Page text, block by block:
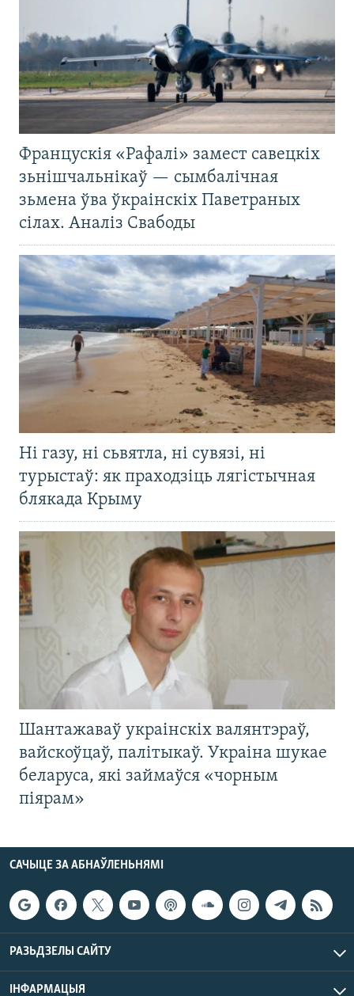
Францускія «Рафалі» замест савецкіх
зьнішчальнікаў — сымбалічная
зьмена ўва ўкраінскіх Паветраных
сілах. Аналіз Свабоды
Ні газу, ні сьвятла, ні сувязі, ні
турыстаў: як праходзіць лягістычная
блякада Крыму
Шантажаваў украінскіх валянтэраў,
вайскоўцаў, палітыкаў. Украіна шукае
беларуса, які займаўся «чорным
піярам»
САЧЫЦЕ ЗА АБНАЎЛЕНЬНЯМІ
РАЗЬДЗЕЛЫ САЙТУ
ІНФАРМАЦЫЯ